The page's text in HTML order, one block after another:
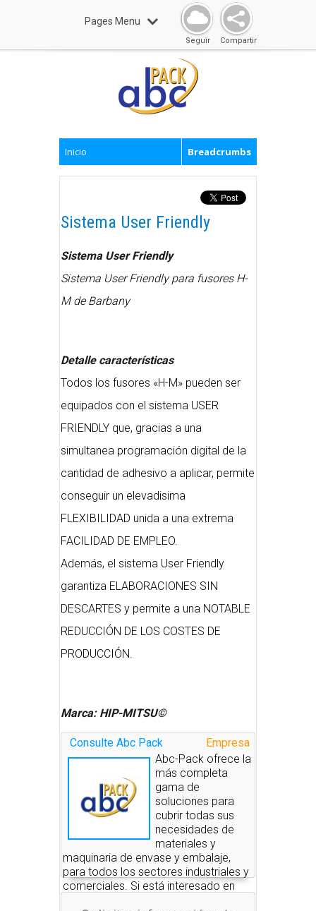
Pages Menu
Compartir
Seguir
Inicio Breadcrumbs
Sistema User Friendly
Sistema User Friendly
Sistema User Friendly para fusores H-
M de Barbany
Detalle características
Todos los fusores «H-M» pueden ser
equipados con el sistema USER
FRIENDLY que, gracias a una
simultanea programación digital de la
cantidad de adhesivo a aplicar, permite
conseguir un elevadisima
FLEXIBILIDAD unida a una extrema
FACILIDAD DE EMPLEO.
Además, el sistema User Friendly
garantiza ELABORACIONES SIN
DESCARTES y permite a una NOTABLE
REDUCCIÓN DE LOS COSTES DE
PRODUCCIÓN.
Marca: HIP-MITSU©
Empresa
Consulte Abc Pack
Abc-Pack ofrece la
más completa
gama de
soluciones para
cubrir todas sus
necesidades de
materiales y
maquinaria de envase y embalaje,
para todos los sectores industriales y
comerciales. Si está interesado en